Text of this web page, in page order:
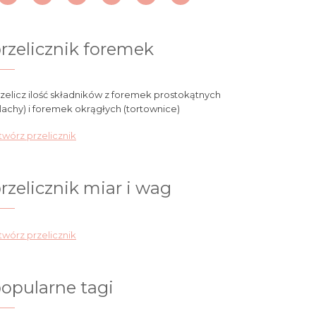
foremek
ilość składników z foremek prostokątnych
i foremek okrągłych (tortownice)
przelicznik
miar i wag
przelicznik
tagi